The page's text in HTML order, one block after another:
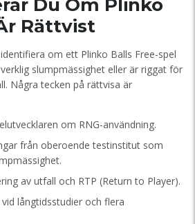
Du Om Plinko
Rättvist
om ett Plinko Balls Free-spel
slumpmässighet eller är riggat för
Några tecken på rättvisa är
om RNG-användning.
från oberoende testinstitut som
av utfall och RTP (Return to Player).
långtidsstudier och flera